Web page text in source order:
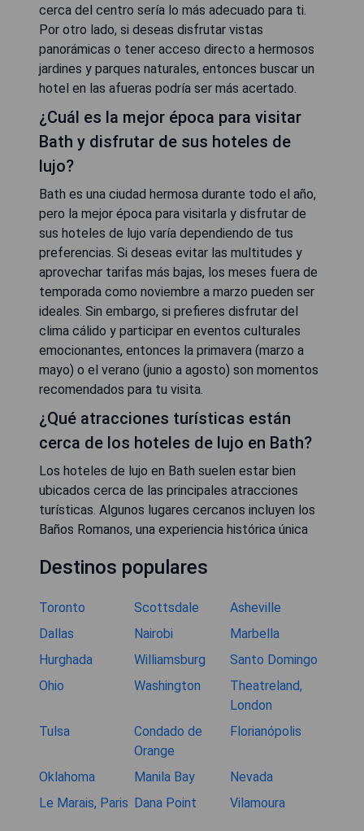
cerca del centro sería lo más adecuado para ti.
Por otro lado, si deseas disfrutar vistas
panorámicas o tener acceso directo a hermosos
jardines y parques naturales, entonces buscar un
hotel en las afueras podría ser más acertado.
¿Cuál es la mejor época para visitar
Bath y disfrutar de sus hoteles de
lujo?
Bath es una ciudad hermosa durante todo el año,
pero la mejor época para visitarla y disfrutar de
sus hoteles de lujo varía dependiendo de tus
preferencias. Si deseas evitar las multitudes y
aprovechar tarifas más bajas, los meses fuera de
temporada como noviembre a marzo pueden ser
ideales. Sin embargo, si prefieres disfrutar del
clima cálido y participar en eventos culturales
emocionantes, entonces la primavera (marzo a
mayo) o el verano (junio a agosto) son momentos
recomendados para tu visita.
¿Qué atracciones turísticas están
cerca de los hoteles de lujo en Bath?
Los hoteles de lujo en Bath suelen estar bien
ubicados cerca de las principales atracciones
turísticas. Algunos lugares cercanos incluyen los
Baños Romanos, una experiencia histórica única
Destinos populares
Toronto Scottsdale
Asheville
Dallas
Nairobi
Marbella
Hurghada
Williamsburg
Santo Domingo
Ohio
Washington
Theatreland,
London
Tulsa
Condado de
Orange
Florianópolis
Oklahoma Manila Bay
Nevada
Le Marais, Paris Dana Point Vilamoura